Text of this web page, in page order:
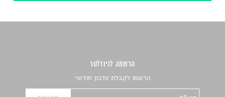
הרשמה לניוזלטר
הרשמו לקבלת עדכון חודשי